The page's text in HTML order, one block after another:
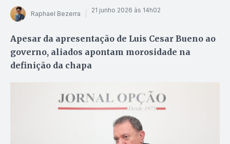
Raphael Bezerra 21 junho 2026 às 14h02
Apesar da apresentação de Luis Cesar Bueno ao
governo, aliados apontam morosidade na
definição da chapa